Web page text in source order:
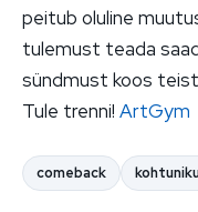
peitub oluline
tulemust teada
sündmust koos
Tule trenni! ArtGym
comeback